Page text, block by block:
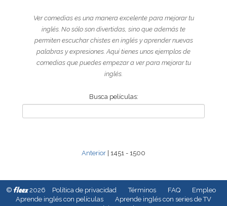
Ver comedias es una manera excelente para mejorar tu
inglés. No sólo son divertidas, sino que además te
permiten escuchar chistes en inglés y aprender nuevas
palabras y expresiones. Aquí tienes unos ejemplos de
comedias que puedes empezar a ver para mejorar tu
inglés.
Busca películas:
Anterior | 1451 - 1500
© fleex2026 Política de privacidad Términos FAQ
Empleo
Aprende inglés con películas
Aprende inglés con series de TV